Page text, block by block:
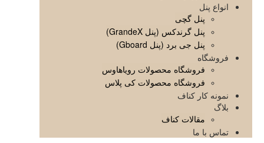
انواع پنل
پنل گچی
پنل گرندکس (پنل GrandeX)
پنل جی برد (پنل Gboard)
فروشگاه
فروشگاه محصولات رویاهاوس
فروشگاه محصولات کی پلاس
نمونه کار کناف
بلاگ
مقالات کناف
تماس با ما